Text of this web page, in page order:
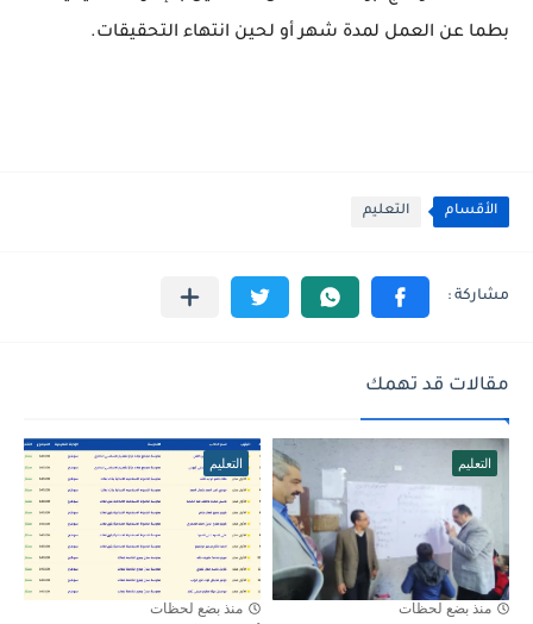
بطما عن العمل لمدة شهر أو لحين انتهاء التحقيقات.
الأقسام التعليم
مقالات قد تهمك
التعليم
منذ بضع لحظات
التعليم
منذ بضع لحظات